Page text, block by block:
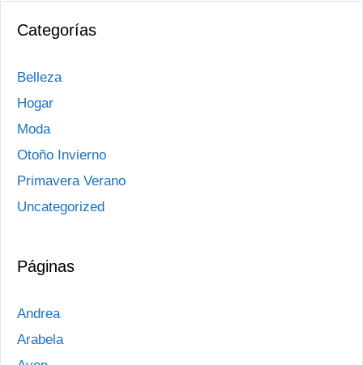
Categorías
Belleza
Hogar
Moda
Otoño Invierno
Primavera Verano
Uncategorized
Páginas
Andrea
Arabela